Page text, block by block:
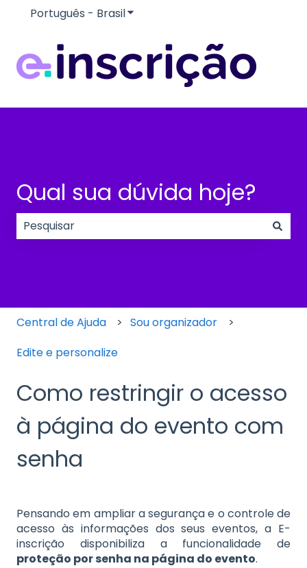
Português - BrasilMostrar submenu para traduções
Qual sua dúvida hoje?
Central de Ajuda
Sou organizador
Edite e personalize
Como restringir o acesso
à página do evento com
senha
Pensando em ampliar a segurança e o controle de
acesso às informações dos seus eventos, a E-
inscrição disponibiliza a funcionalidade de
proteção por senha na página do evento.